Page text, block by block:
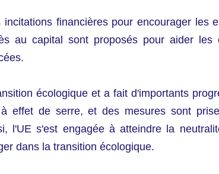
financières pour encourager les
au capital sont proposés pour aider
écologique et a fait d'importants
effet de serre, et des mesures sont
l'UE s'est engagée à atteindre la
dans la transition écologique.